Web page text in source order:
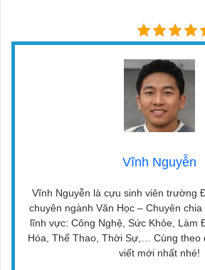
Vĩnh Nguyễn
Vĩnh Nguyễn là cựu sinh viên trường
chuyên ngành Văn Học – Chuyên
lĩnh vực: Công Nghệ, Sức Khỏe, Làm
Hóa, Thể Thao, Thời Sự,… Cùng theo
viết mới nhất nhé!